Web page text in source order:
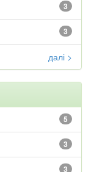
3
3
далі >
5
3
3